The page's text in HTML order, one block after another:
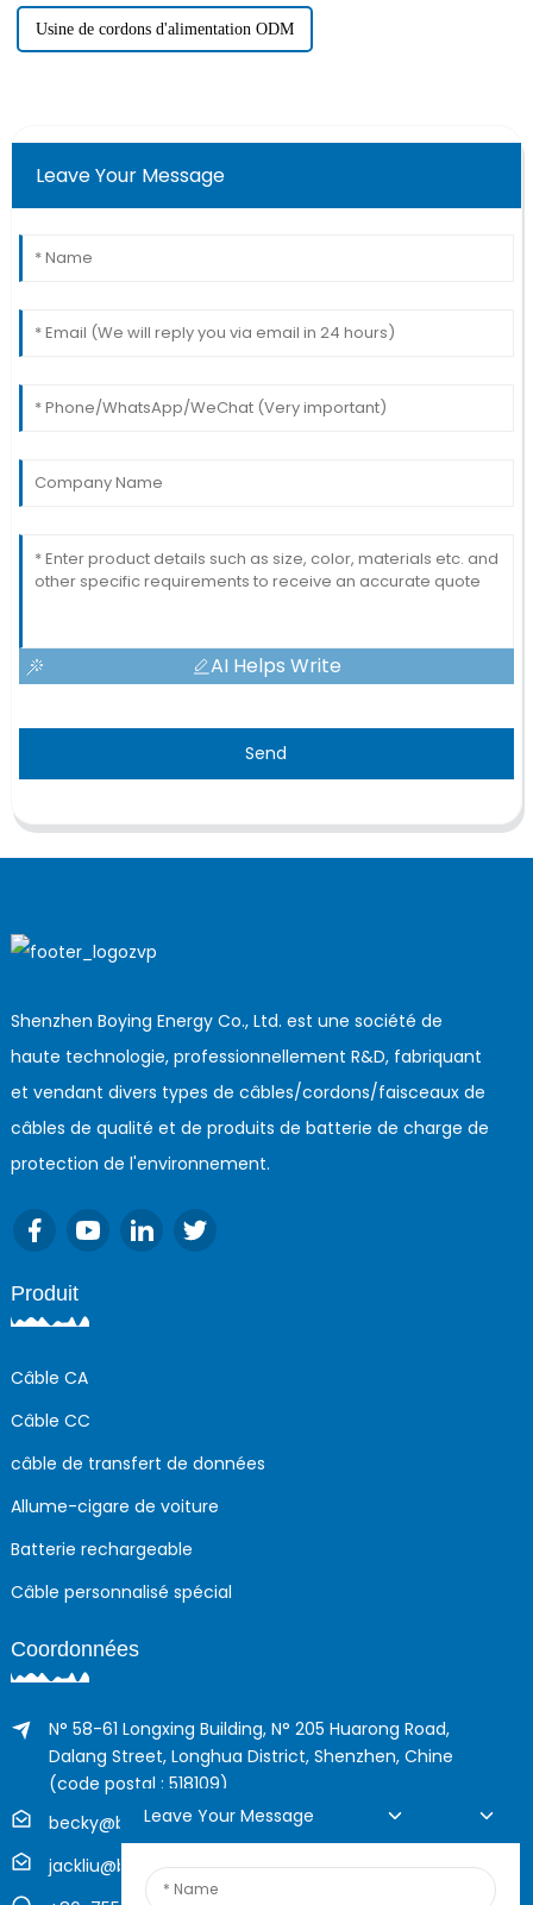
Usine de cordons d'alimentation ODM
Leave Your Message
AI Helps Write
Send
Shenzhen Boying Energy Co., Ltd. est une société de
haute technologie, professionnellement R&D, fabriquant
et vendant divers types de câbles/cordons/faisceaux de
câbles de qualité et de produits de batterie de charge de
protection de l'environnement.
Produit
Câble CA
Câble CC
câble de transfert de données
Allume-cigare de voiture
Batterie rechargeable
Câble personnalisé spécial
Coordonnées
N° 58-61 Longxing Building, N° 205 Huarong Road,
Dalang Street, Longhua District, Shenzhen, Chine
(code postal : 518109)
becky@boyingcable.com
jackliu@boyingcable.com
Leave Your Message